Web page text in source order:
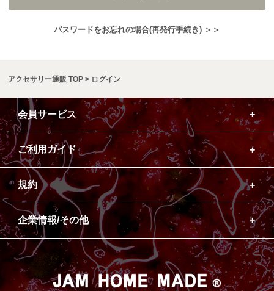
パスワードをお忘れの場合(再発行手続き) ＞＞
アクセサリー通販 TOP ログイン
会員サービス
ご利用ガイド
規約
企業情報/その他